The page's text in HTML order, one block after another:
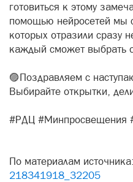
готовиться к этому
помощью нейросетей мы
которых отразили сразу
каждый сможет выбрать
🟣Поздравляем с
Выбирайте открытки,
#РДЦ #Минпросвещения
По материалам источника:
218341918_32205